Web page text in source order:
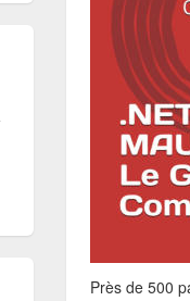
Près de 500